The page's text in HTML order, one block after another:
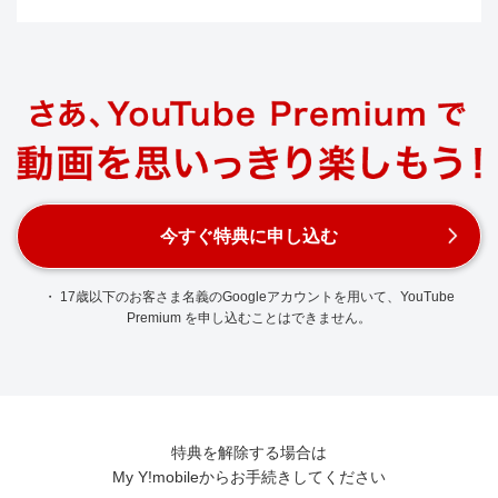
今すぐ特典に申し込む
・ 17歳以下のお客さま名義のGoogleアカウントを用いて、YouTube
Premium を申し込むことはできません。
特典を解除する場合は
My Y!mobileからお手続きしてください